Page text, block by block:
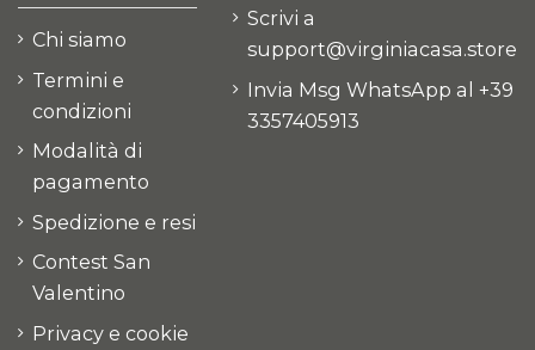
Chi siamo
Termini e
condizioni
Modalità di
pagamento
Spedizione e resi
Contest San
Valentino
Privacy e cookie
Scrivi a
support@virginiacasa.store
Invia Msg WhatsApp al +39
3357405913